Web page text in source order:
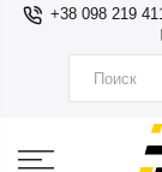
+38 098 219